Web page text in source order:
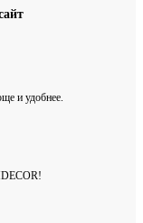
и удобнее.